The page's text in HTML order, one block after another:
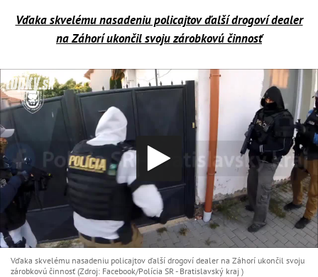
Vďaka skvelému nasadeniu policajtov ďalší drogoví dealer
na Záhorí ukončil svoju zárobkovú činnosť
Vďaka skvelému nasadeniu policajtov ďalší drogoví dealer na Záhorí ukončil svoju
zárobkovú činnosť (Zdroj: Facebook/Polícia SR - Bratislavský kraj )